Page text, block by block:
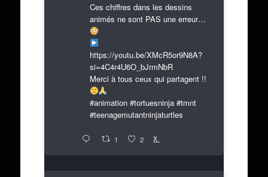
Ces chiffres dans les dessins
animés ne sont PAS une erreur…
https://youtu.be/XMcR5or9N8A?
si=4C4r4U6O_bJrmNbR
Merci à tous ceux qui partagent !!
#animation #tortuesninja #tmnt
#teenagemutantninjaturtles
1 2 X